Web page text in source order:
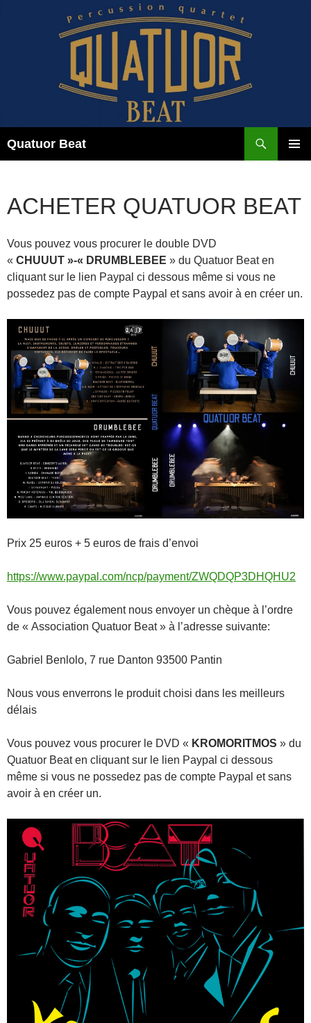
Quatuor Beat
ACHETER QUATUOR BEAT
Vous pouvez vous procurer le double DVD
« CHUUUT »-« DRUMBLEBEE » du Quatuor Beat en
cliquant sur le lien Paypal ci dessous même si vous ne
possedez pas de compte Paypal et sans avoir à en créer un.
Prix 25 euros + 5 euros de frais d’envoi
https://www.paypal.com/ncp/payment/ZWQDQP3DHQHU2
Vous pouvez également nous envoyer un chèque à l’ordre
de « Association Quatuor Beat » à l’adresse suivante:
Gabriel Benlolo, 7 rue Danton 93500 Pantin
Nous vous enverrons le produit choisi dans les meilleurs
délais
Vous pouvez vous procurer le DVD « KROMORITMOS » du
Quatuor Beat en cliquant sur le lien Paypal ci dessous
même si vous ne possedez pas de compte Paypal et sans
avoir à en créer un.